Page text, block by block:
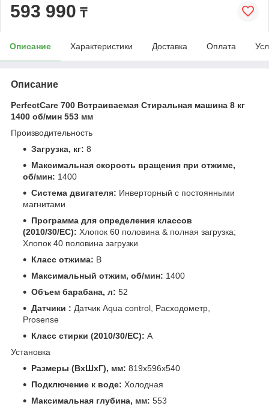
593 990 ₸
Описание Характеристики Доставка Оплата
Описание
PerfectCare 700 Встраиваемая Стиральная машина 8 кг
1400 об/мин 553 мм
Производительность
Загрузка, кг: 8
Максимальная скорость вращения при отжиме,
об/мин: 1400
Система двигателя: Инверторный с постоянными
магнитами
Программа для определения классов
(2010/30/EC): Хлопок 60 половина & полная загрузка;
Хлопок 40 половина загрузки
Класс отжима: B
Максимальный отжим, об/мин: 1400
Объем барабана, л: 52
Датчики : Датчик Aqua control, Расходометр,
Prosense
Класс стирки (2010/30/EC): A
Установка
Размеры (ВхШхГ), мм: 819x596x540
Подключение к воде: Холодная
Максимальная глубина, мм: 553